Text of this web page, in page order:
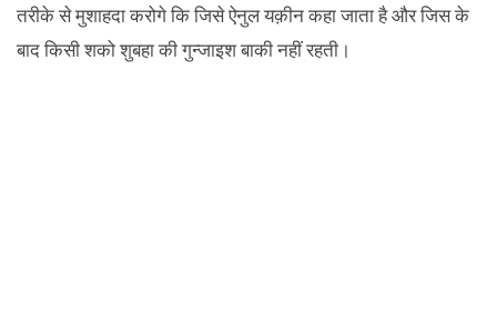
तरीके से मुशाहदा करोगे कि जिसे ऐनुल यक़ीन कहा जाता है और जिस के
बाद किसी शको शुबहा की गुन्जाइश बाकी नहीं रहती।